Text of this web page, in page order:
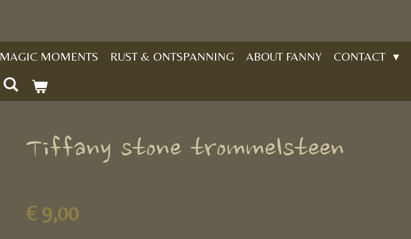
MAGIC MOMENTS RUST & ONTSPANNING ABOUT FANNY CONTACT
Tiffany stone trommelsteen
€ 9,00